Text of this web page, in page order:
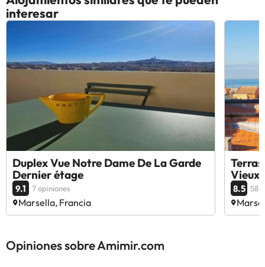
interesar
Duplex Vue Notre Dame De La Garde
Dernier étage
9.1 7 opiniones
Marsella, Francia
Vieux
8.5 58
Opiniones sobre Amimir.com